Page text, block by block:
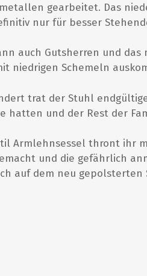
gearbeitet. Das
nur für besser
auch Gutsherren und
niedrigen Schemeln
trat der Stuhl
hatten und der Rest der
Armlehnsessel thront ihr
und die gefährlich
auf dem neu